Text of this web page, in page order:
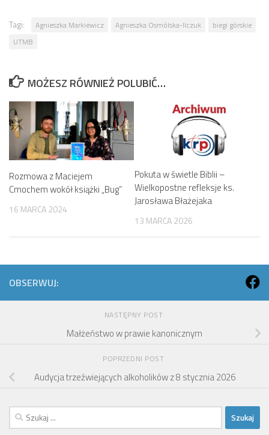
Tagi: Agnieszka Markiewicz Agnieszka Osmólska-Ilczuk
biegi górskie
UTMB
MOŻESZ RÓWNIEŻ POLUBIĆ…
Rozmowa z Maciejem
Cmochem wokół książki „Bug”
16 MARCA 2024
Pokuta w świetle Biblii –
Wielkopostne refleksje ks.
Jarosława Błażejaka
13 MARCA 2026
OBSERWUJ:
NASTĘPNY POST
Małżeństwo w prawie kanonicznym
POPRZEDNI POST
Audycja trzeźwiejących alkoholików z 8 stycznia 2026
Szukaj: